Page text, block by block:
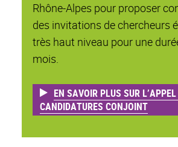
Rhône-Alpes pour proposer
des invitations de chercheurs
très haut niveau pour une
mois.
EN SAVOIR PLUS SUR
CANDIDATURES CONJOINT